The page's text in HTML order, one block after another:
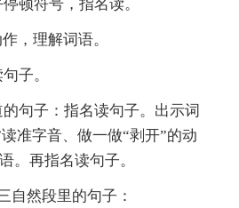
顿符号，指名读。
，理解词语。
子。
句子：指名读句子。出示词
准字音、做一做“剥开”的动
。再指名读句子。
自然段里的句子：